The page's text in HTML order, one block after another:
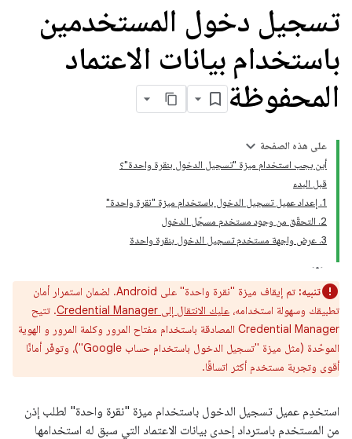
تسجيل دخول المستخدمين
باستخدام بيانات الاعتماد
المحفوظة
على هذه الصفحة
أين يجب استخدام ميزة "تسجيل الدخول بنقرة واحدة"؟
قبل البدء
‫1. إعداد عميل تسجيل الدخول باستخدام ميزة "نقرة واحدة"
‫2. التحقّق من وجود مستخدم مسجّل الدخول
‫3. عرض واجهة مستخدم تسجيل الدخول بنقرة واحدة
تنبيه:
تم إيقاف ميزة "نقرة واحدة" على Android. لضمان استمرار أمان
تطبيقك وسهولة استخدامه، عليك الانتقال إلى Credential Manager
. تتيح
Credential Manager المصادقة باستخدام مفتاح المرور وكلمة المرور و الهوية
الموحّدة (مثل ميزة "تسجيل الدخول باستخدام حساب Google")، وتوفّر أمانًا
أقوى وتجربة مستخدم أكثر اتساقًا.
استخدِم عميل تسجيل الدخول باستخدام ميزة "نقرة واحدة" لطلب إذن
من المستخدم باسترداد إحدى بيانات الاعتماد التي سبق له استخدامها